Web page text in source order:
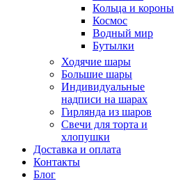
Кольца и короны
Космос
Водный мир
Бутылки
Ходячие шары
Большие шары
Индивидуальные
надписи на шарах
Гирлянда из шаров
Свечи для торта и
хлопушки
Доставка и оплата
Контакты
Блог